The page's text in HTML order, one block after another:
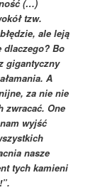
(…)
tzw.
ale leją
dlaczego? Bo
gigantyczny
A
za nie nie
zwracać. One
wyjść
nasze
tych kamieni